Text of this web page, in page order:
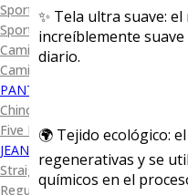
Sport Lisas
Sport Diseño
Camiseta Lisa
Camiseta Diseño
PANTALÓN CASUAL
Chino
Five Pocket
JEANS
Straight Fit
Regular Fit
✨ Tela ultra suave:
increíblemente
diario.
🌍 Tejido ecológico:
regenerativas y se
químicos en el